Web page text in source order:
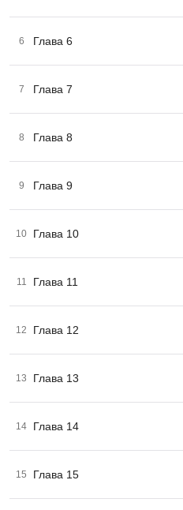
6 Глава 6
7 Глава 7
8 Глава 8
9 Глава 9
10 Глава 10
11 Глава 11
12 Глава 12
13 Глава 13
14 Глава 14
15 Глава 15